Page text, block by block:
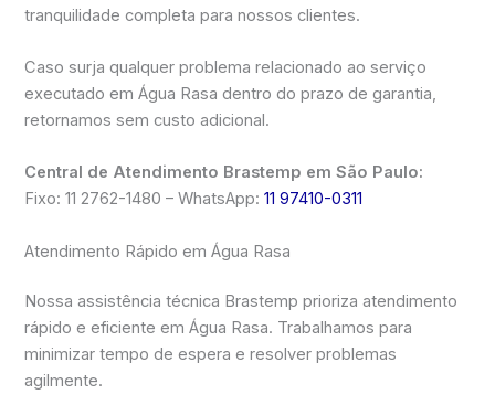
tranquilidade completa para nossos clientes.
Caso surja qualquer problema relacionado ao serviço
executado em Água Rasa dentro do prazo de garantia,
retornamos sem custo adicional.
Central de Atendimento Brastemp em São Paulo:
Fixo: 11 2762-1480 – WhatsApp:11 97410-0311
Atendimento Rápido em Água Rasa
Nossa assistência técnica Brastemp prioriza atendimento
rápido e eficiente em Água Rasa. Trabalhamos para
minimizar tempo de espera e resolver problemas
agilmente.